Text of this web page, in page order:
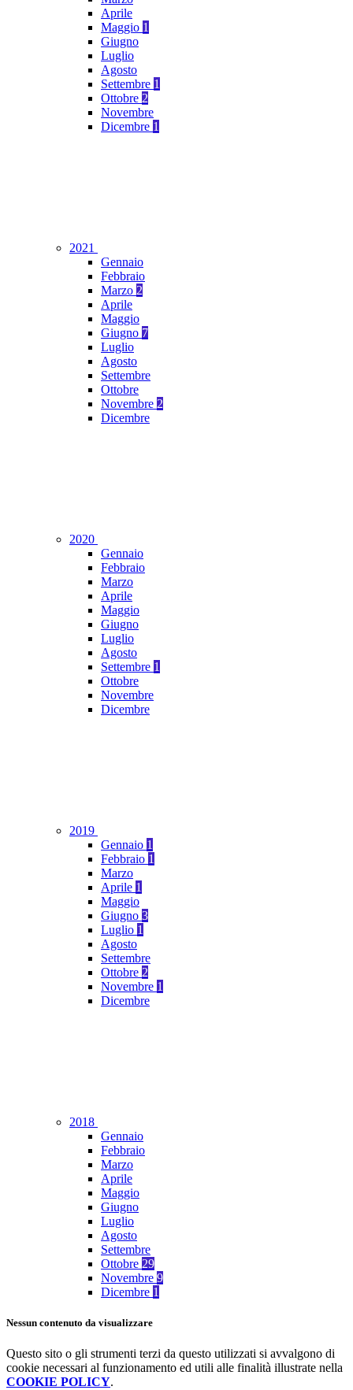
Aprile
Maggio 1
Giugno
Luglio
Agosto
Settembre 1
Ottobre 2
Novembre
Dicembre 1
2021
Gennaio
Febbraio
Marzo 2
Aprile
Maggio
Giugno 7
Luglio
Agosto
Settembre
Ottobre
Novembre 2
Dicembre
2020
Gennaio
Febbraio
Marzo
Aprile
Maggio
Giugno
Luglio
Agosto
Settembre 1
Ottobre
Novembre
Dicembre
2019
Gennaio 1
Febbraio 1
Marzo
Aprile 1
Maggio
Giugno 3
Luglio 1
Agosto
Settembre
Ottobre 2
Novembre 1
Dicembre
2018
Gennaio
Febbraio
Marzo
Aprile
Maggio
Giugno
Luglio
Agosto
Settembre
Ottobre 29
Novembre 9
Dicembre 1
Nessun contenuto da visualizzare
Questo sito o gli strumenti terzi da questo utilizzati si avvalgono di
cookie necessari al funzionamento ed utili alle finalità illustrate nella
COOKIE POLICY.